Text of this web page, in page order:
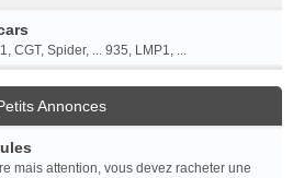
CGT, Spider, ... 935, LMP1, ...
Annonces
mais attention, vous devez racheter une